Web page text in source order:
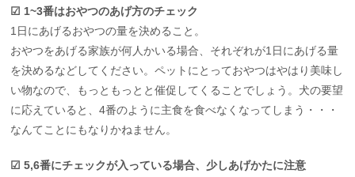
☑︎ 1~3番はおやつのあげ方のチェック
1日にあげるおやつの量を決めること。
おやつをあげる家族が何人かいる場合、それぞれが1日にあげる量
を決めるなどしてください。ペットにとっておやつはやはり美味し
い物なので、もっともっとと催促してくることでしょう。犬の要望
に応えていると、4番のように主食を食べなくなってしまう・・・
なんてことにもなりかねません。
☑︎ 5,6番にチェックが入っている場合、少しあげかたに注意